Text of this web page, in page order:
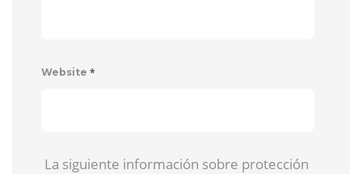
Website *
La siguiente información sobre protección